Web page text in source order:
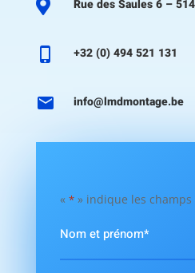
 Rue des Saules 6 –
 +32 (0) 494 521 131
 info@lmdmontage.be
« *» indique les champs
et
prénom